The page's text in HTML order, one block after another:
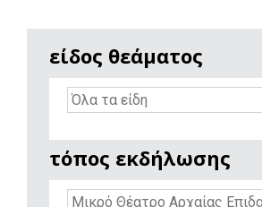
είδος θεάματος
τόπος εκδήλωσης